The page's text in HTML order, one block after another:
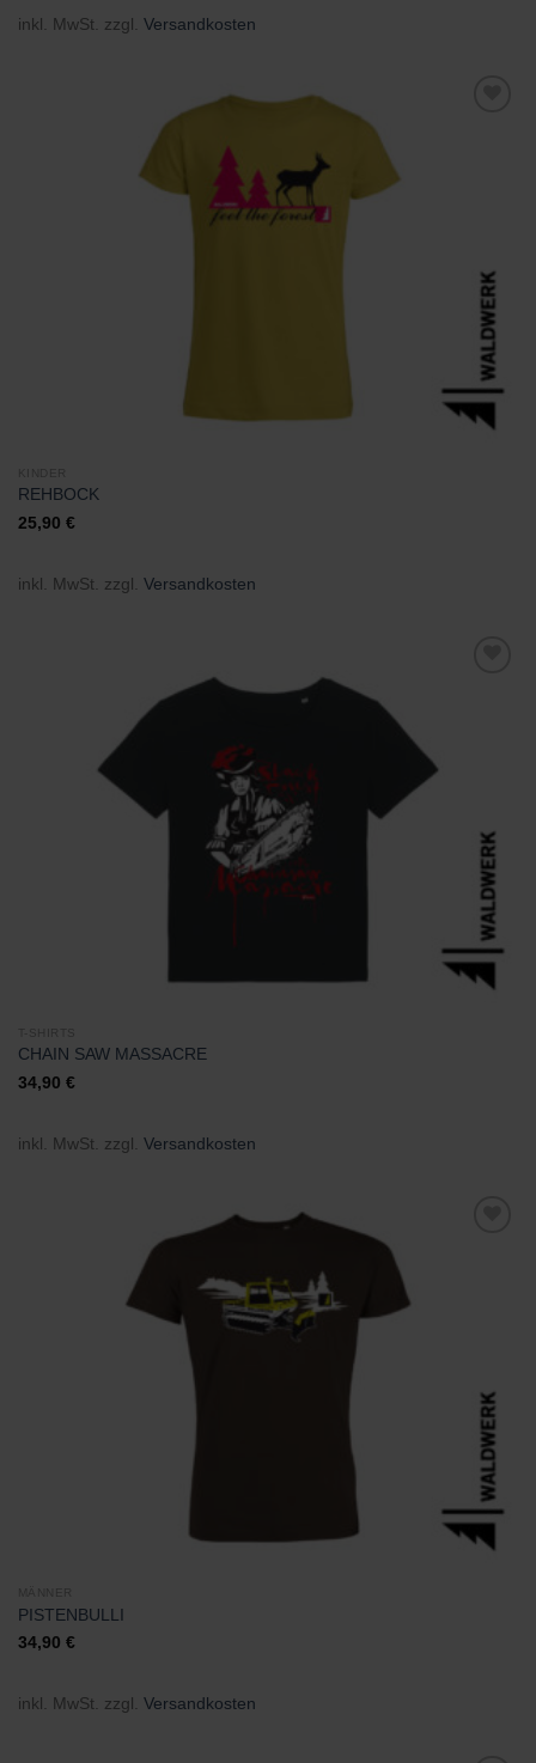
inkl. MwSt. zzgl. Versandkosten
KINDER
REHBOCK
25,90 €
inkl. MwSt. zzgl. Versandkosten
CHAIN SAW MASSACRE
34,90 €
inkl. MwSt. zzgl. Versandkosten
MÄNNER
PISTENBULLI
34,90 €
inkl. MwSt. zzgl. Versandkosten